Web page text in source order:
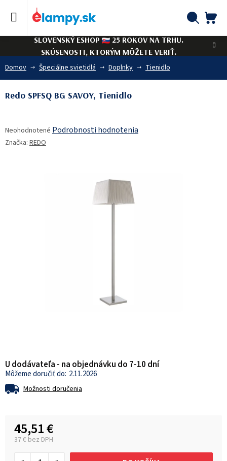
SLOVENSKÝ ESHOP
25 ROKOV NA TRHU.
SKÚSENOSTI, KTORÝM MÔŽETE VERIŤ.
Domov Špeciálne svietidlá Doplnky Tienidlo
U dodávateľa - na objednávku do 7-10 dní
2.11.2026
Možnosti doručenia
45,51 €
37 € bez DPH
Redo SPFSQ BG SAVOY, Tienidlo
hodnotenie
produktu
Neohodnotené Podrobnosti hodnotenia
Značka: REDO